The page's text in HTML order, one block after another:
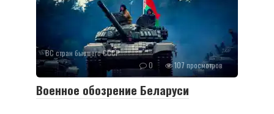
ВС стран бывшего СССР
0
107 просмотров
Военное обозрение Беларуси